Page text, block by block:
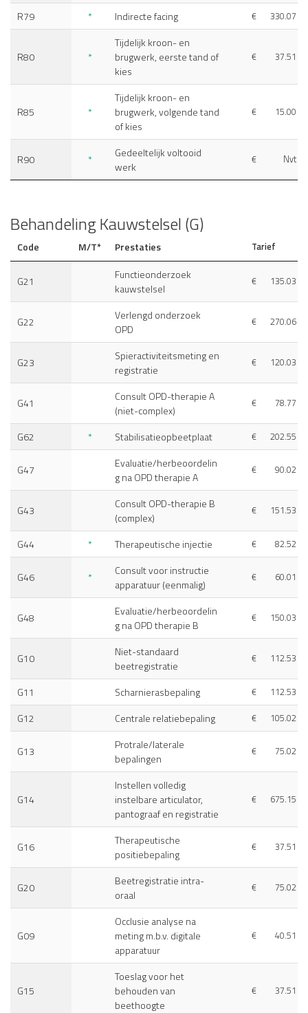
R79 * Indirecte facing € 330.07
R80 *
Tijdelijk kroon- en
brugwerk, eerste tand of
kies
€ 37.51
R85 *
Tijdelijk kroon- en
brugwerk, volgende tand
of kies
€ 15.00
R90 *
Gedeeltelijk voltooid
werk
€ Nvt
Behandeling Kauwstelsel (G)
Code M/T* Prestaties Tarief
G21
Functieonderzoek
kauwstelsel
€ 135.03
G22
Verlengd onderzoek
OPD
€ 270.06
G23
Spieractiviteitsmeting en
registratie
€ 120.03
G41
Consult OPD-therapie A
(niet-complex)
€ 78.77
G62 * Stabilisatieopbeetplaat € 202.55
G47
Evaluatie/herbeoordelin
g na OPD therapie A
€ 90.02
G43
Consult OPD-therapie B
(complex)
€ 151.53
G44 * Therapeutische injectie € 82.52
G46 *
Consult voor instructie
apparatuur (eenmalig)
€ 60.01
G48
Evaluatie/herbeoordelin
g na OPD therapie B
€ 150.03
G10
Niet-standaard
beetregistratie
€ 112.53
G11 Scharnierasbepaling € 112.53
G12 Centrale relatiebepaling € 105.02
G13
Protrale/laterale
bepalingen
€ 75.02
G14
Instellen volledig
instelbare articulator,
pantograaf en registratie
€ 675.15
G16
Therapeutische
positiebepaling
€ 37.51
G20
Beetregistratie intra-
oraal
€ 75.02
G09
Occlusie analyse na
meting m.b.v. digitale
apparatuur
€ 40.51
G15
Toeslag voor het
behouden van
beethoogte
€ 37.51